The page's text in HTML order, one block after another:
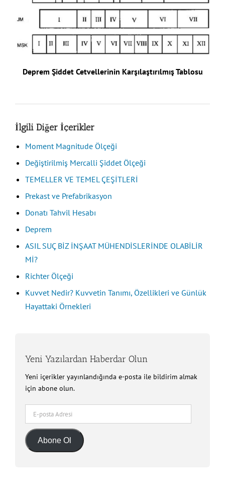
Deprem Şiddet Cetvellerinin Karşılaştırılmış Tablosu
İlgili Diğer İçerikler
Moment Magnitude Ölçeği
Değiştirilmiş Mercalli Şiddet Ölçeği
TEMELLER VE TEMEL ÇEŞİTLERİ
Prekast ve Prefabrikasyon
Donatı Tahvil Hesabı
Deprem
ASIL SUÇ BİZ İNŞAAT MÜHENDİSLERİNDE OLABİLİR
Mİ?
Richter Ölçeği
Kuvvet Nedir? Kuvvetin Tanımı, Özellikleri ve Günlük
Hayattaki Örnekleri
Yeni Yazılardan Haberdar Olun
Yeni içerikler yayınlandığında e-posta ile bildirim almak
için abone olun.
posta
Adresi
Abone Ol